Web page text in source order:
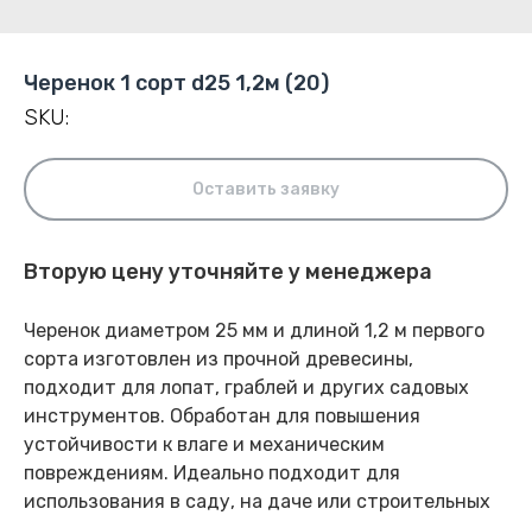
Черенок 1 сорт d25 1,2м (20)
SKU:
Оставить заявку
Вторую цену уточняйте у менеджера
Черенок диаметром 25 мм и длиной 1,2 м первого
сорта изготовлен из прочной древесины,
подходит для лопат, граблей и других садовых
инструментов. Обработан для повышения
устойчивости к влаге и механическим
повреждениям. Идеально подходит для
использования в саду, на даче или строительных